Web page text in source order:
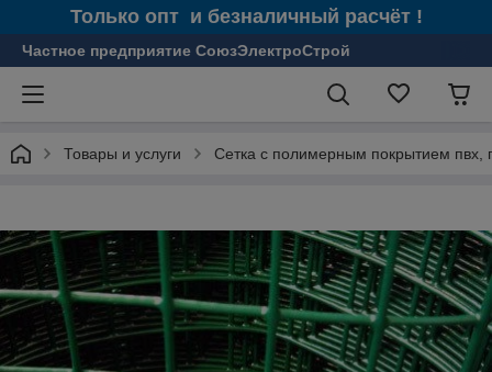
Только опт и безналичный расчёт !
Частное предприятие СоюзЭлектроСтрой
Товары и услуги Сетка с полимерным покрытием пвх,